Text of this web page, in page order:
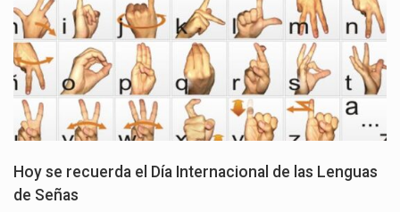
Hoy se recuerda el Día Internacional de las Lenguas
de Señas